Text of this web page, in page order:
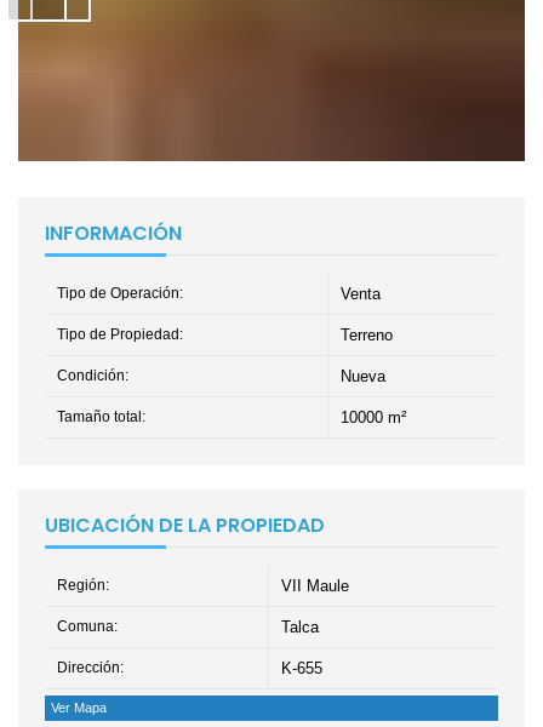
INFORMACIÓN
Tipo de Operación: Venta
Tipo de Propiedad: Terreno
Condición: Nueva
Tamaño total: 10000 m²
UBICACIÓN DE LA PROPIEDAD
Región: VII Maule
Comuna: Talca
Dirección: K-655
Ver Mapa